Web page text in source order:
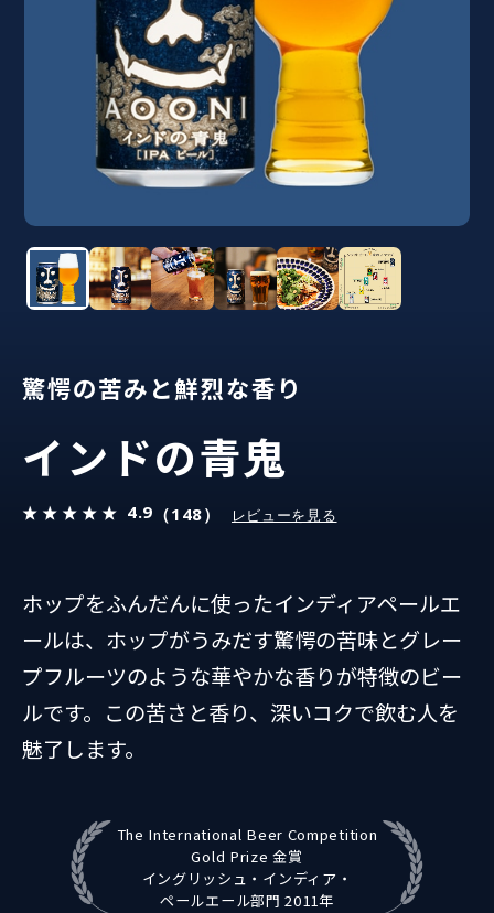
驚愕の苦みと鮮烈な香り
インドの青鬼
4.9 （148） レビューを見る
ホップをふんだんに使ったインディアペールエ
ールは、ホップがうみだす驚愕の苦味とグレー
プフルーツのような華やかな香りが特徴のビー
ルです。この苦さと香り、深いコクで飲む人を
魅了します。
The International Beer Competition
Gold Prize 金賞
イングリッシュ・インディア・
ペールエール部門 2011年